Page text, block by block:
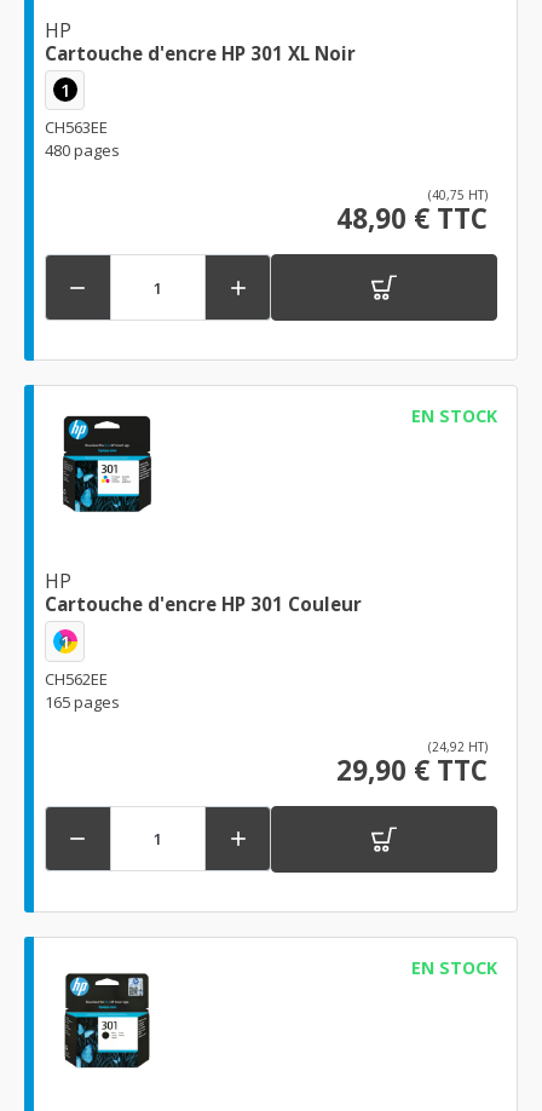
HP
Cartouche d'encre HP 301 XL Noir
1
CH563EE
480 pages
(40,75 HT)
48,90 € TTC
 
EN STOCK
HP
Cartouche d'encre HP 301 Couleur
1
CH562EE
165 pages
(24,92 HT)
29,90 € TTC
 
EN STOCK